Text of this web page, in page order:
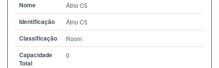
Nome
Átrio C5
Identificação Átrio C5
Classificação Room
Capacidade
Total
0